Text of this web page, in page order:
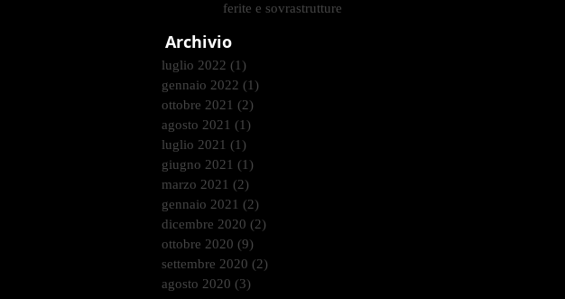
ferite e sovrastrutture
Archivio
luglio 2022 (1)
gennaio 2022 (1)
ottobre 2021 (2)
agosto 2021 (1)
luglio 2021 (1)
giugno 2021 (1)
marzo 2021 (2)
gennaio 2021 (2)
dicembre 2020 (2)
ottobre 2020 (9)
settembre 2020 (2)
agosto 2020 (3)